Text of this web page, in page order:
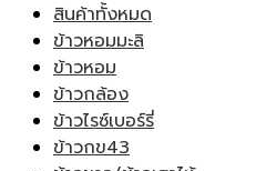
สินค้าทั้งหมด
ข้าวหอมมะลิ
ข้าวหอม
ข้าวกล้อง
ข้าวไรซ์เบอร์รี่
ข้าวกข43